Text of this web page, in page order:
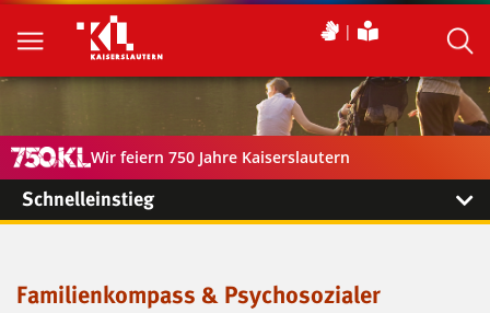
Wir feiern 750 Jahre Kaiserslautern
Schnelleinstieg
Familienkompass & Psychosozialer